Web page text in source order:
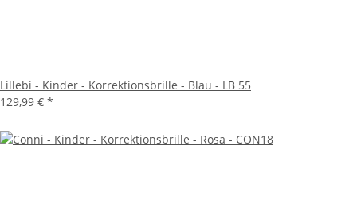
Lillebi - Kinder - Korrektionsbrille - Blau - LB 55
129,99 € *